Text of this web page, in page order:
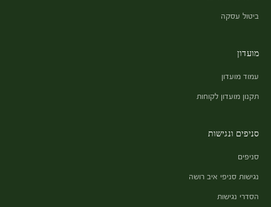
ביטול עסקה
מועדון
עמוד מועדון
תקנון מועדון לקוחות
סניפים ונגישות
סניפים
נגישות סניפי איב רושה
הסדרי נגישות